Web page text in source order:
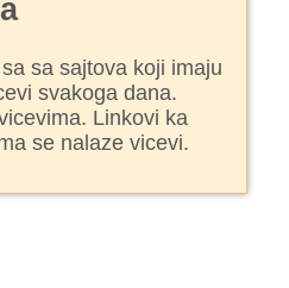
sa sajtova koji imaju
svakoga dana.
Linkovi ka
se nalaze vicevi.